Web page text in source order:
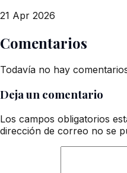
21 Apr 2026
Comentarios
Todavía no hay
Deja un comentario
Los campos obligatorios
dirección de correo no se